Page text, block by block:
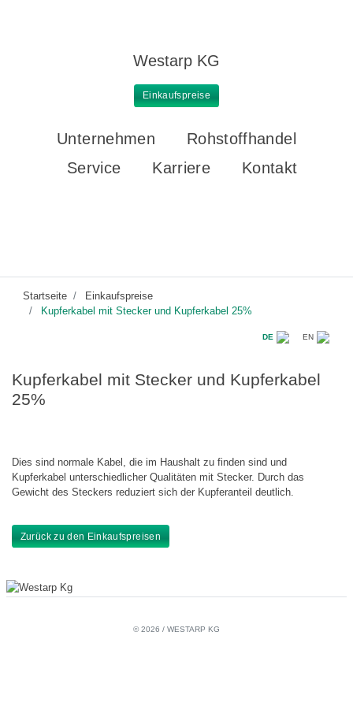
Westarp KG
Einkaufspreise
Unternehmen
Rohstoffhandel
Service
Karriere Kontakt
Startseite
Einkaufspreise
Kupferkabel mit Stecker und Kupferkabel 25%
DE EN
Kupferkabel mit Stecker und Kupferkabel
25%
Dies sind normale Kabel, die im Haushalt zu finden sind und
Kupferkabel unterschiedlicher Qualitäten mit Stecker. Durch das
Gewicht des Steckers reduziert sich der Kupferanteil deutlich.
Zurück zu den Einkaufspreisen
© 2026 / WESTARP KG